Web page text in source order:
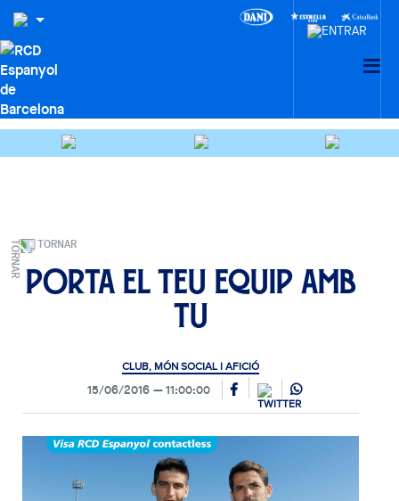
TORNAR
Porta el teu equip amb
tu
CLUB, MÓN SOCIAL I AFICIÓ
15/06/2016 11:00:00